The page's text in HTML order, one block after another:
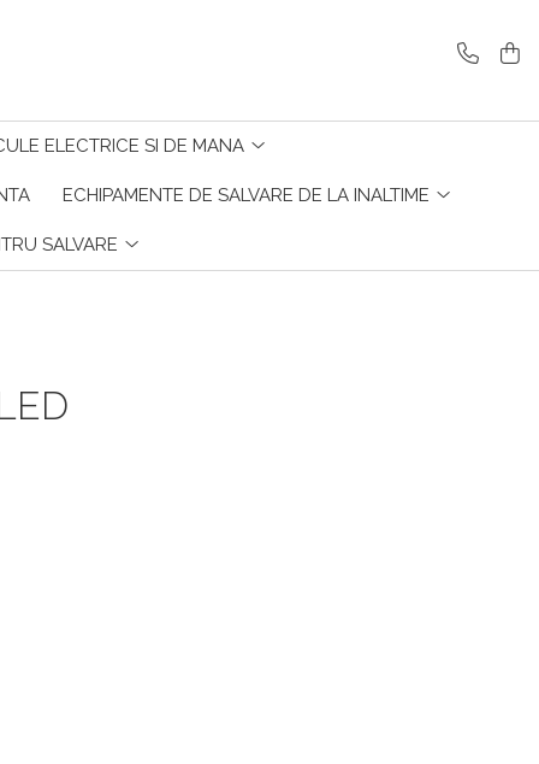
ELECTRICE SI DE MANA
ECHIPAMENTE DE SALVARE DE LA INALTIME
SALVARE